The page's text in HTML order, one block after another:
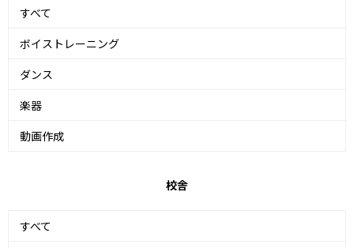
すべて
ボイストレーニング
ダンス
楽器
動画作成
校舎
すべて